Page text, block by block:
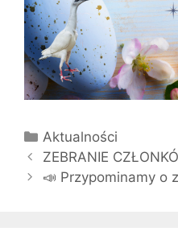
Kategorie
Aktualności
Zobacz
wpisy
ZEBRANIE
📣 Przypominamy o